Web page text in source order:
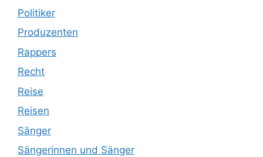
Politiker
Produzenten
Rappers
Recht
Reise
Reisen
Sänger
Sängerinnen und Sänger